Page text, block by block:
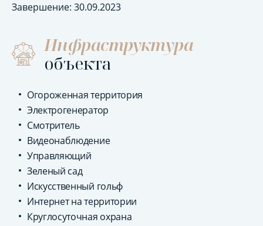
Завершение: 30.09.2023
Инфраструктура
объекта
Огороженная территория
Электрогенератор
Смотритель
Видеонаблюдение
Управляющий
Зеленый сад
Искусственный гольф
Интернет на территории
Круглосуточная охрана